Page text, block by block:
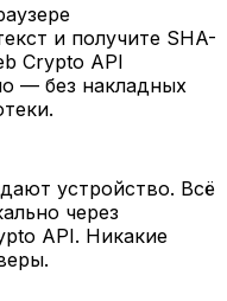
и получите SHA-
Crypto API
— без накладных
устройство. Всё
через
API. Никакие